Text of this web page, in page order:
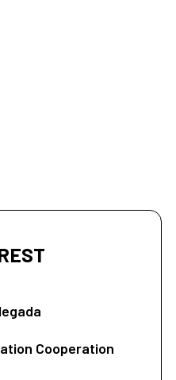
Cooperation